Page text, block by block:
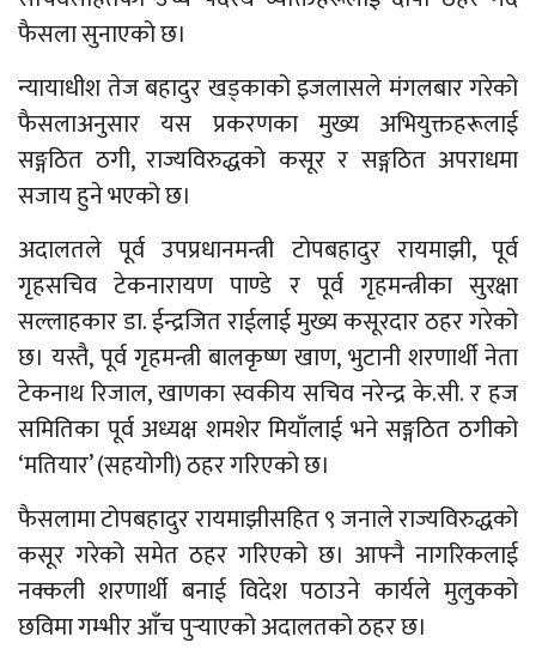
फैसला सुनाएको छ।
न्यायाधीश तेज बहादुर खड्काको इजलासले मंगलबार गरेको
फैसलाअनुसार यस प्रकरणका मुख्य अभियुक्तहरूलाई
सङ्गठित ठगी, राज्यविरुद्धको कसूर र सङ्गठित अपराधमा
सजाय हुने भएको छ।
अदालतले पूर्व उपप्रधानमन्त्री टोपबहादुर रायमाझी, पूर्व
गृहसचिव टेकनारायण पाण्डे र पूर्व गृहमन्त्रीका सुरक्षा
सल्लाहकार डा. ईन्द्रजित राईलाई मुख्य कसूरदार ठहर गरेको
छ। यस्तै, पूर्व गृहमन्त्री बालकृष्ण खाण, भुटानी शरणार्थी नेता
टेकनाथ रिजाल, खाणका स्वकीय सचिव नरेन्द्र के.सी. र हज
समितिका पूर्व अध्यक्ष शमशेर मियाँलाई भने सङ्गठित ठगीको
‘मतियार’ (सहयोगी) ठहर गरिएको छ।
फैसलामा टोपबहादुर रायमाझीसहित ९ जनाले राज्यविरुद्धको
कसूर गरेको समेत ठहर गरिएको छ। आफ्नै नागरिकलाई
नक्कली शरणार्थी बनाई विदेश पठाउने कार्यले मुलुकको
छविमा गम्भीर आँच पुर्‍याएको अदालतको ठहर छ।